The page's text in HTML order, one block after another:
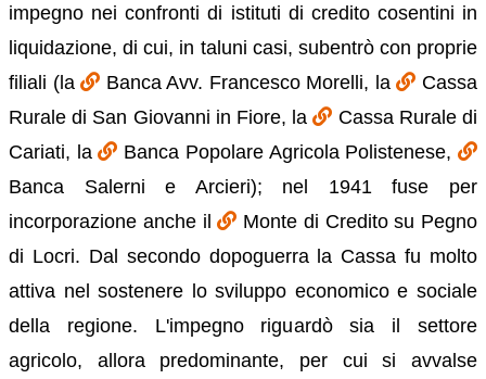
impegno nei confronti di istituti di credito cosentini in
liquidazione, di cui, in taluni casi, subentrò con proprie
filiali (la
Banca Avv. Francesco Morelli, la
Cassa
Rurale di San Giovanni in Fiore, la
Cassa Rurale di
Cariati, la
Banca Popolare Agricola Polistenese,
Banca Salerni e Arcieri); nel 1941 fuse per
incorporazione anche il
Monte di Credito su Pegno
di Locri. Dal secondo dopoguerra la Cassa fu molto
attiva nel sostenere lo sviluppo economico e sociale
della regione. L'impegno riguardò sia il settore
agricolo, allora predominante, per cui si avvalse